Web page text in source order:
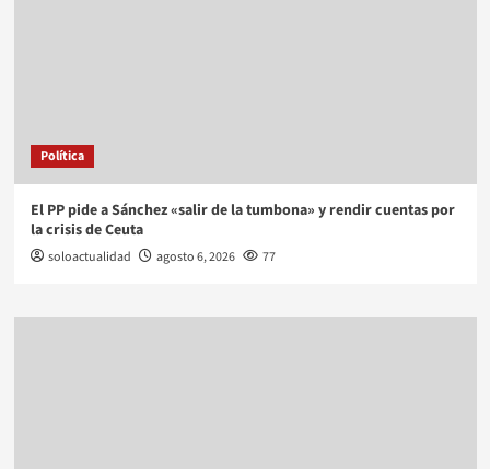
Política
El PP pide a Sánchez «salir de la tumbona» y rendir cuentas por
la crisis de Ceuta
soloactualidad agosto 6, 2026 77